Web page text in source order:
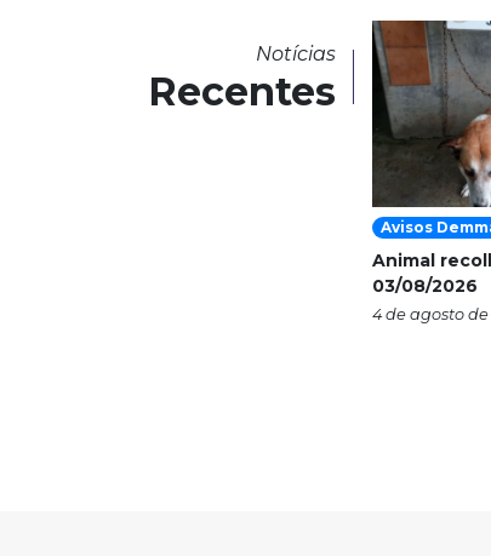
Notícias
Recentes
Avisos
Animal
03/08/2026
4 de agosto de